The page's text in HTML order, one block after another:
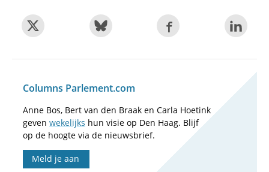
Columns Parlement.com
Anne Bos, Bert van den Braak en Carla Hoetink
geven wekelijks hun visie op Den Haag. Blijf
op de hoogte via de nieuwsbrief.
Meld je aan